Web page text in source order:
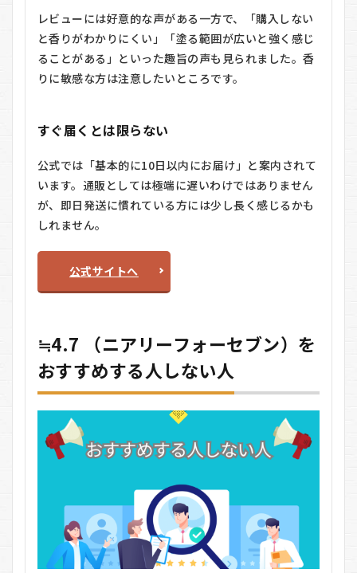
レビューには好意的な声がある一方で、「購入しない
と香りがわかりにくい」「塗る範囲が広いと強く感じ
ることがある」といった趣旨の声も見られました。香
りに敏感な方は注意したいところです。
すぐ届くとは限らない
公式では「基本的に10日以内にお届け」と案内されて
います。通販としては極端に遅いわけではありません
が、即日発送に慣れている方には少し長く感じるかも
しれません。
公式サイトへ
≒4.7 （ニアリーフォーセブン）を
おすすめする人しない人